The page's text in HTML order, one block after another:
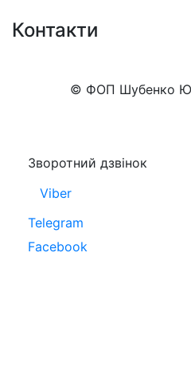
Контакти
© ФОП Шубенко
Зворотний дзвінок
Viber
Telegram
Facebook